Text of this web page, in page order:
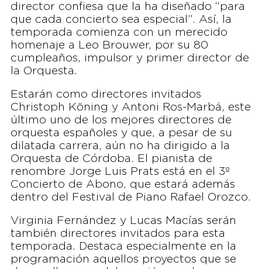
director confiesa que la ha diseñado “para
que cada concierto sea especial”. Así, la
temporada comienza con un merecido
homenaje a Leo Brouwer, por su 80
cumpleaños, impulsor y primer director de
la Orquesta.
Estarán como directores invitados
Christoph Köning y Antoni Ros-Marbá, este
último uno de los mejores directores de
orquesta españoles y que, a pesar de su
dilatada carrera, aún no ha dirigido a la
Orquesta de Córdoba. El pianista de
renombre Jorge Luis Prats está en el 3º
Concierto de Abono, que estará además
dentro del Festival de Piano Rafael Orozco.
Virginia Fernández y Lucas Macías serán
también directores invitados para esta
temporada. Destaca especialmente en la
programación aquellos proyectos que se